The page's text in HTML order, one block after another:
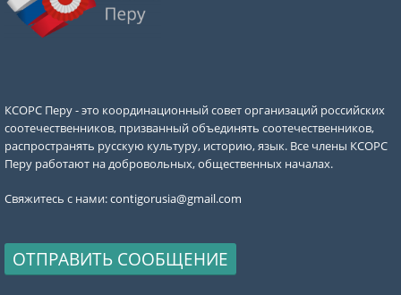
КСОРС Перу - это координационный совет организаций российских
соотечественников, призванный объединять соотечественников,
распространять русскую культуру, историю, язык. Все члены КСОРС
Перу работают на добровольных, общественных началах.
Свяжитесь с нами:contigorusia@gmail.com
ОТПРАВИТЬ СООБЩЕНИЕ